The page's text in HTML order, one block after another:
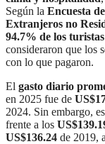
Según la Encuesta
Extranjeros no
94.7% de los turistas
consideraron que los
con lo que pagaron.
El gasto diario
en 2025 fue de
2024. Sin embargo,
frente a los
US$136.24 de 2019,